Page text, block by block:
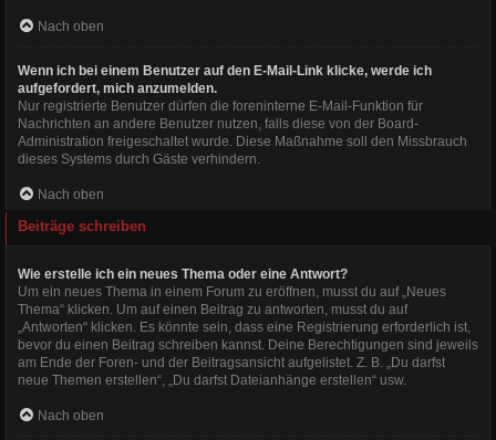
Nach oben
Wenn ich bei einem Benutzer auf den E-Mail-Link klicke, werde ich
aufgefordert, mich anzumelden.
Nur registrierte Benutzer dürfen die foreninterne E-Mail-Funktion für
Nachrichten an andere Benutzer nutzen, falls diese von der Board-
Administration freigeschaltet wurde. Diese Maßnahme soll den Missbrauch
dieses Systems durch Gäste verhindern.
Nach oben
Beiträge schreiben
Wie erstelle ich ein neues Thema oder eine Antwort?
Um ein neues Thema in einem Forum zu eröffnen, musst du auf „Neues
Thema“ klicken. Um auf einen Beitrag zu antworten, musst du auf
„Antworten“ klicken. Es könnte sein, dass eine Registrierung erforderlich ist,
bevor du einen Beitrag schreiben kannst. Deine Berechtigungen sind jeweils
am Ende der Foren- und der Beitragsansicht aufgelistet. Z. B. „Du darfst
neue Themen erstellen“, „Du darfst Dateianhänge erstellen“ usw.
Nach oben